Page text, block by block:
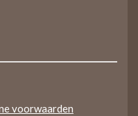
voorwaarden